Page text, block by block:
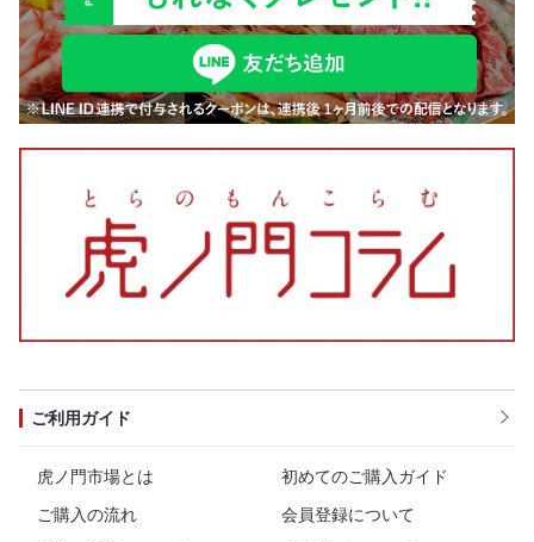
ご利用ガイド
虎ノ門市場とは
初めてのご購入ガイド
ご購入の流れ
会員登録について